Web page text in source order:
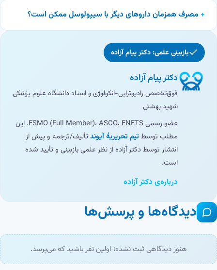
مصرف همزمان داروهای دیگر با سیپولوسل ممکن است؟
بازبینی علمی: دکتر پیام آزاده
دکتر پیام آزاده
فوق‌تخصص رادیوتراپی-انکولوژی و استاد دانشگاه علوم پزشکی
شهید بهشتی
عضو رسمی ESMO (Full Member)، ASCO، ENETS. این
مطلب توسط تیم تحریریهٔ آیوندتألیف/ترجمه و پیش از
انتشار توسط دکتر آزاده از نظر علمی بازبینی و تأیید شده
است.
درباره‌ی دکتر آزاده
دیدگاه‌ها و پرسش‌ها
هنوز دیدگاهی ثبت نشده؛ اولین نفر باشید که می‌پرسد.